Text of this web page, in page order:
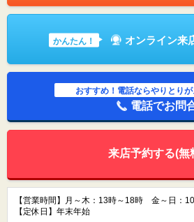
かんたん！ オンライン来
おすすめ！電話ならやりとり
電話でお問
来店予約する(無
【営業時間】月～木：13時～18時 金～日：
【定休日】年末年始